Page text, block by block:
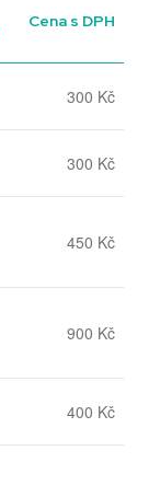
Cena s DPH
300 Kč
300 Kč
450 Kč
900 Kč
400 Kč